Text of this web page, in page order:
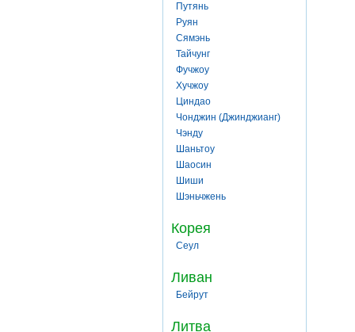
Путянь
Руян
Сямэнь
Тайчунг
Фучжоу
Хучжоу
Циндао
Чонджин (Джинджианг)
Чэнду
Шаньтоу
Шаосин
Шиши
Шэньчжень
Корея
Сеул
Ливан
Бейрут
Литва